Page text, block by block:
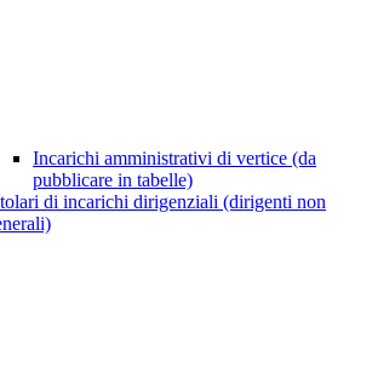
Incarichi amministrativi di vertice (da
pubblicare in tabelle)
di incarichi dirigenziali (dirigenti non